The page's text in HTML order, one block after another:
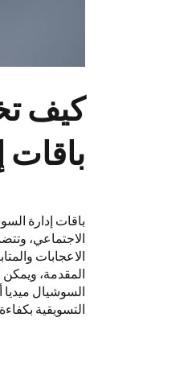
كيف
باقات
باقات إدارة
الاجتماعي،
الاعجابات
المقدمة، ويمكن
السوشيال
التسويقية